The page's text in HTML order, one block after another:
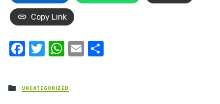
Copy Link
Facebook
Twitter
WhatsApp
Email
Posted
in
UNCATEGORIZED